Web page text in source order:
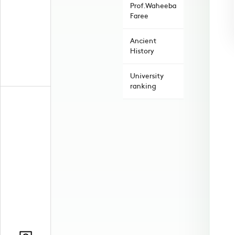
Prof.Waheeba
Faree
Ancient
History
University
ranking